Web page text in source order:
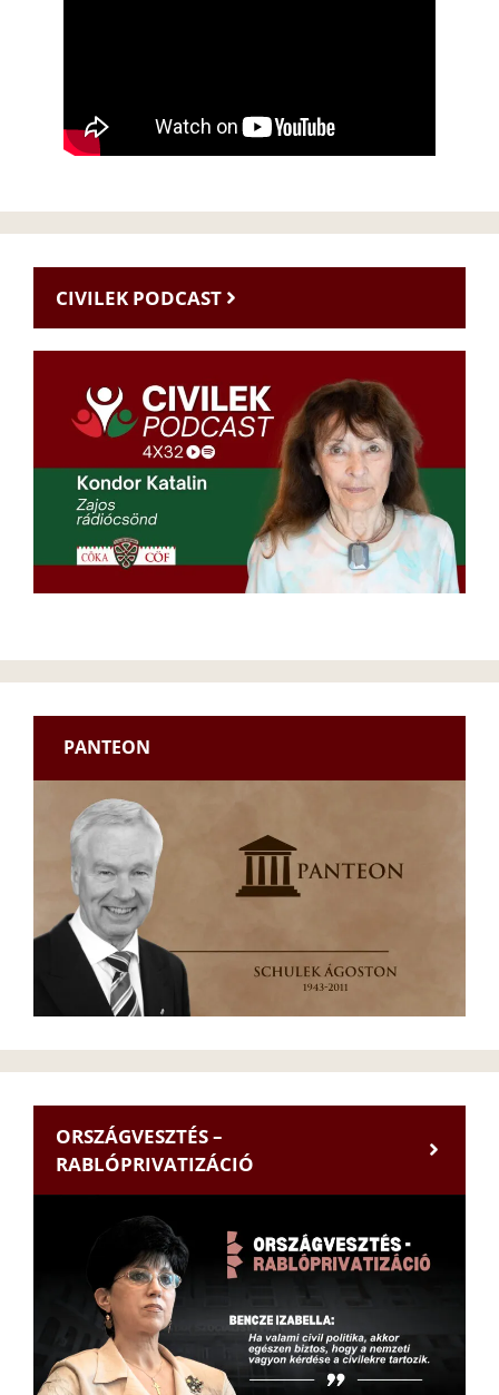
CIVILEK PODCAST
PANTEON
ORSZÁGVESZTÉS –
RABLÓPRIVATIZÁCIÓ